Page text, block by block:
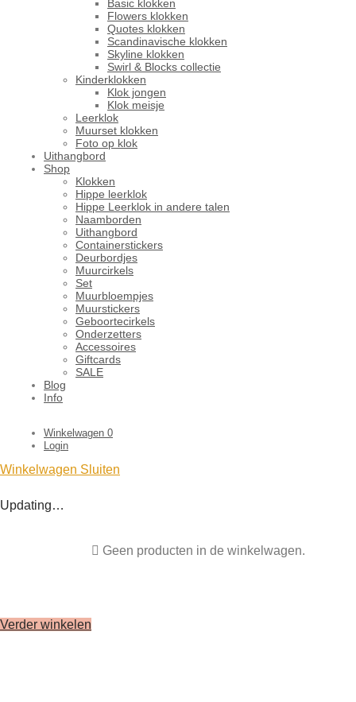
Basic klokken
Flowers klokken
Quotes klokken
Scandinavische klokken
Skyline klokken
Swirl & Blocks collectie
Kinderklokken
Klok jongen
Klok meisje
Leerklok
Muurset klokken
Foto op klok
Uithangbord
Shop
Klokken
Hippe leerklok
Hippe Leerklok in andere talen
Naamborden
Uithangbord
Containerstickers
Deurbordjes
Muurcirkels
Set
Muurbloempjes
Muurstickers
Geboortecirkels
Onderzetters
Accessoires
Giftcards
SALE
Blog
Info
Winkelwagen 0
Login
Winkelwagen Sluiten
Updating…
Geen producten in de winkelwagen.
Verder winkelen